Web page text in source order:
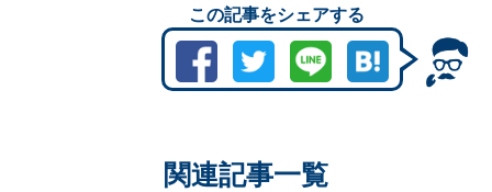
この記事をシェアする
関連記事一覧